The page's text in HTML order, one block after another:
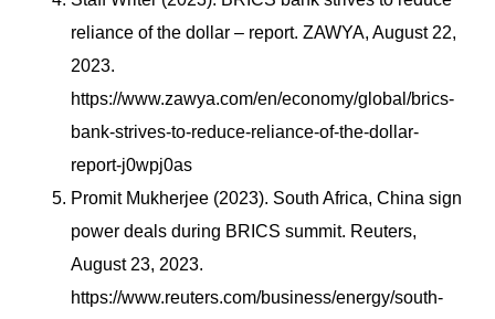
reliance of the dollar – report. ZAWYA, August 22,
2023.
https://www.zawya.com/en/economy/global/brics-
bank-strives-to-reduce-reliance-of-the-dollar-
report-j0wpj0as
Promit Mukherjee (2023). South Africa, China sign
power deals during BRICS summit. Reuters,
August 23, 2023.
https://www.reuters.com/business/energy/south-